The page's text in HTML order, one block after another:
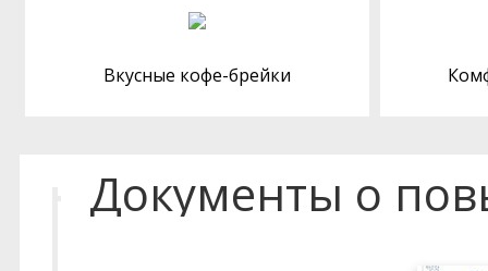
Вкусные кофе-брейки
Документы о